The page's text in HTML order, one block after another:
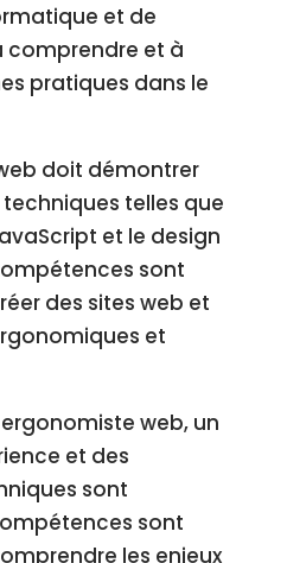
et de
comprendre et à
pratiques dans le
doit démontrer
telles que
et le design
sont
des sites web et
et
web, un
et des
sont
sont
les enjeux